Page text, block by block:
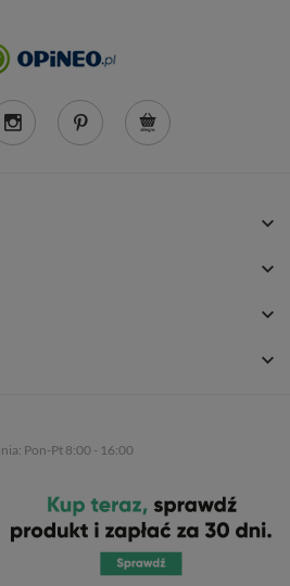
Pon-Pt 8:00 - 16:00
250
. Kopiowanie, przetwarzanie,